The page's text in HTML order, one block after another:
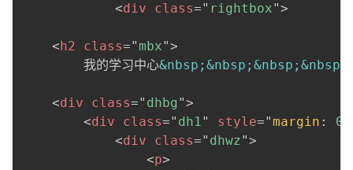
<div class=" rightbox">
< h2 class=" mbx">
        我的学习中心
&nbsp; &nbsp; &nbsp; &nbsp;
<div class=" dhbg ">
<div class=" dh1" style="margin :
0
<div class=" dhwz ">
<p>